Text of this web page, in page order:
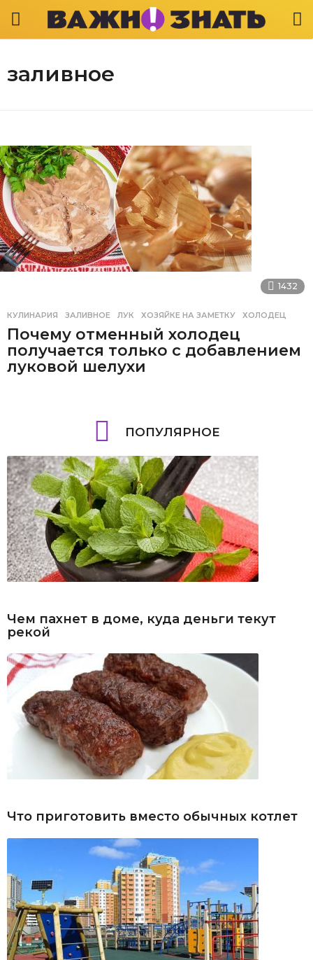
заливное
1432
КУЛИНАРИЯ ЗАЛИВНОЕ ,ЛУК ,ХОЗЯЙКЕ НА ЗАМЕТКУ ,ХОЛОДЕЦ
Почему отменный холодец
получается только с добавлением
луковой шелухи
ПОПУЛЯРНОЕ
Чем пахнет в доме, куда деньги текут
рекой
Что приготовить вместо обычных котлет